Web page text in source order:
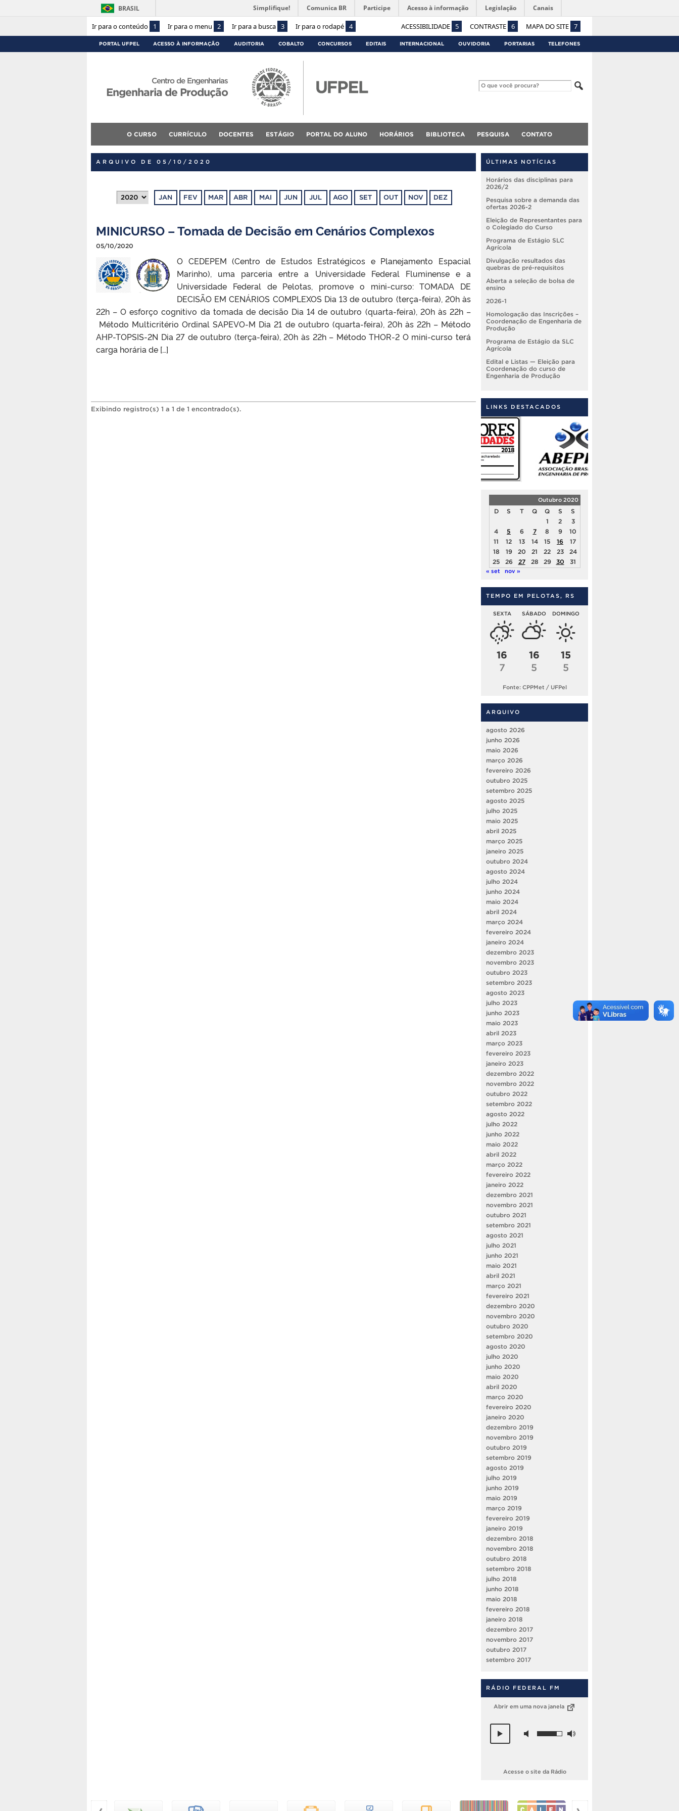
Ir para o conteúdo 1 Ir para o menu 2 Ir para a busca 3 Ir para o rodapé 4 ACESSIBILIDADE 5 CONTRASTE 6 MAPA DO SITE 7
BRASIL Simplifique! Comunica BR Participe Acesso à informação Legislação Canais
PORTAL UFPEL ACESSO À INFORMAÇÃO AUDITORIA COBALTO CONCURSOS EDITAIS INTERNACIONAL OUVIDORIA PORTARIAS TELEFONES
Centro de Engenharias
Engenharia de Produção
O CURSO CURRÍCULO DOCENTES ESTÁGIO PORTAL DO ALUNO HORÁRIOS BIBLIOTECA PESQUISA CONTATO
ARQUIVO DE 05/10/2020
JAN FEV MAR ABR MAI JUN JUL AGO SET OUT NOV DEZ
MINICURSO – Tomada de Decisão em Cenários Complexos
05/10/2020
O CEDEPEM (Centro de Estudos Estratégicos e Planejamento Espacial
Marinho), uma parceria entre a Universidade Federal Fluminense e a
Universidade Federal de Pelotas, promove o mini-curso: TOMADA DE
DECISÃO EM CENÁRIOS COMPLEXOS Dia 13 de outubro (terça-feira), 20h às
22h – O esforço cognitivo da tomada de decisão Dia 14 de outubro (quarta-feira), 20h às 22h –
Método Multicritério Ordinal SAPEVO-M Dia 21 de outubro (quarta-feira), 20h às 22h – Método
AHP-TOPSIS-2N Dia 27 de outubro (terça-feira), 20h às 22h – Método THOR-2 O mini-curso terá
carga horária de […]
Exibindo registro(s) 1 a 1 de 1 encontrado(s).
ÚLTIMAS NOTÍCIAS
Horários das disciplinas para
2026/2
Pesquisa sobre a demanda das
ofertas 2026-2
Eleição de Representantes para
o Colegiado do Curso
Programa de Estágio SLC
Agrícola
Divulgação resultados das
quebras de pré-requisitos
Aberta a seleção de bolsa de
ensino
2026-1
Homologação das Inscrições –
Coordenação de Engenharia de
Produção
Programa de Estágio da SLC
Agrícola
Edital e Listas — Eleição para
Coordenação do curso de
Engenharia de Produção
LINKS DESTACADOS
Outubro 2020
D S T Q Q S
S
1
2
3
4
5 6 7 8 9
10
11
12 13 14 15 16
17
18
19 20 21 22 23
24
25
26 27 28 29 30 31
« set nov »
TEMPO EM PELOTAS, RS
SEXTA
16
7
SÁBADO
16
5
DOMINGO
15
5
Fonte: CPPMet / UFPel
ARQUIVO
agosto 2026
junho 2026
maio 2026
março 2026
fevereiro 2026
outubro 2025
setembro 2025
agosto 2025
julho 2025
maio 2025
abril 2025
março 2025
janeiro 2025
outubro 2024
agosto 2024
julho 2024
junho 2024
maio 2024
abril 2024
março 2024
fevereiro 2024
janeiro 2024
dezembro 2023
novembro 2023
outubro 2023
setembro 2023
agosto 2023
julho 2023
junho 2023
maio 2023
abril 2023
março 2023
fevereiro 2023
janeiro 2023
dezembro 2022
novembro 2022
outubro 2022
setembro 2022
agosto 2022
julho 2022
junho 2022
maio 2022
abril 2022
março 2022
fevereiro 2022
janeiro 2022
dezembro 2021
novembro 2021
outubro 2021
setembro 2021
agosto 2021
julho 2021
junho 2021
maio 2021
abril 2021
março 2021
fevereiro 2021
dezembro 2020
novembro 2020
outubro 2020
setembro 2020
agosto 2020
julho 2020
junho 2020
maio 2020
abril 2020
março 2020
fevereiro 2020
janeiro 2020
dezembro 2019
novembro 2019
outubro 2019
setembro 2019
agosto 2019
julho 2019
junho 2019
maio 2019
março 2019
fevereiro 2019
janeiro 2019
dezembro 2018
novembro 2018
outubro 2018
setembro 2018
julho 2018
junho 2018
maio 2018
fevereiro 2018
janeiro 2018
dezembro 2017
novembro 2017
outubro 2017
setembro 2017
RÁDIO FEDERAL FM
Abrir em uma nova janela
Acesse o site da Rádio